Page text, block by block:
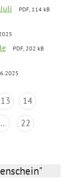
PDF, 114 kB
PDF, 202 kB
13
14
22